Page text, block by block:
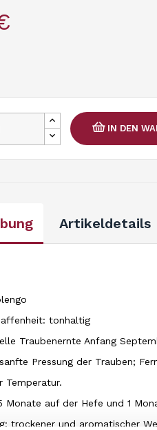
IN DEN
Artikeldetails
tonhaltig
Traubenernte Anfang
Pressung der Trauben;
Temperatur.
Monate auf der Hefe und 1
trockener und aromatischer